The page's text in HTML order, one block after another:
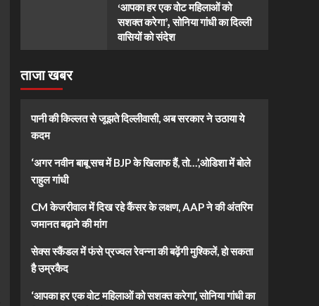
‘आपका हर एक वोट महिलाओं को
सशक्त करेगा’, सोनिया गांधी का दिल्ली
वासियों को संदेश
ताजा खबर
पानी की किल्लत से जूझते दिल्लीवासी, अब सरकार ने उठाया ये
कदम
‘अगर नवीन बाबू सच में BJP के खिलाफ हैं, तो…’,ओडिशा में बोले
राहुल गांधी
CM केजरीवाल में दिख रहे कैंसर के लक्षण, AAP ने की अंतरिम
जमानत बढ़ाने की मांग
सेक्स स्कैंडल में फंसे प्रज्वल रेवन्ना की बढ़ेंगी मुश्किलें, हो सकता
है उम्रकैद
‘आपका हर एक वोट महिलाओं को सशक्त करेगा’, सोनिया गांधी का